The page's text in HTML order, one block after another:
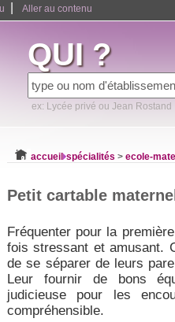
Aller au contenu
QUI ?
ex: Lycée privé ou Jean Rostand
accueil spécialités > ecole-
Petit cartable
Fréquenter pour la
fois stressant et amusant.
de se séparer de leurs
Leur fournir de bons
judicieuse pour les
compréhensible.